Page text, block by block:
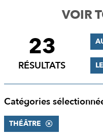
VOIR
FILTRER
RÉSULTATS
23
RÉSULTATS
Catégories
THÉÂTRE